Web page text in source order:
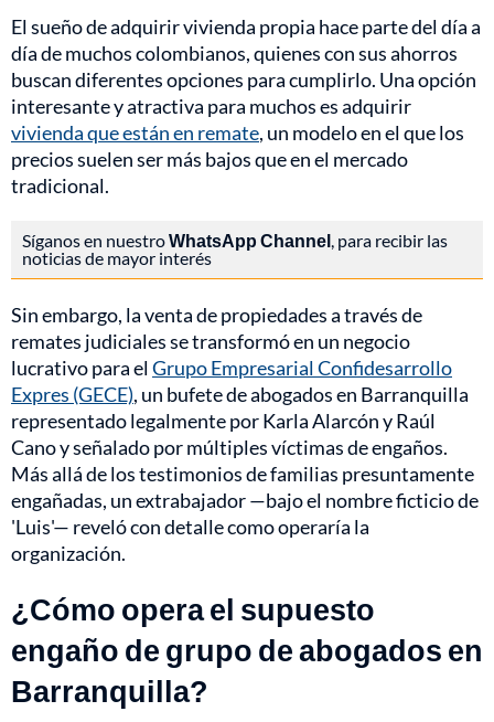
El sueño de adquirir vivienda propia hace parte del día a
día de muchos colombianos, quienes con sus ahorros
buscan diferentes opciones para cumplirlo. Una opción
interesante y atractiva para muchos es adquirir
vivienda que están en remate, un modelo en el que los
precios suelen ser más bajos que en el mercado
tradicional.
Síganos en nuestroWhatsApp Channel, para recibir las
noticias de mayor interés
Sin embargo, la venta de propiedades a través de
remates judiciales se transformó en un negocio
lucrativo para elGrupo Empresarial Confidesarrollo
Expres (GECE), un bufete de abogados en Barranquilla
representado legalmente por Karla Alarcón y Raúl
Cano y señalado por múltiples víctimas de engaños.
Más allá de los testimonios de familias presuntamente
engañadas, un extrabajador —bajo el nombre ficticio de
'Luis'— reveló con detalle como operaría la
organización.
¿Cómo opera el supuesto
engaño de grupo de abogados en
Barranquilla?